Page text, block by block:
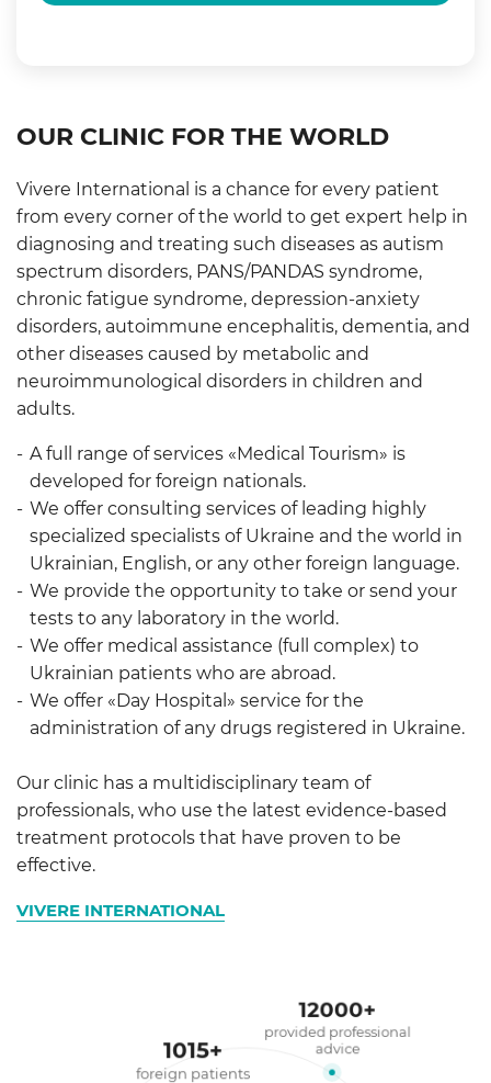
OUR CLINIC FOR THE WORLD
Vivere International is a chance for every patient
from every corner of the world to get expert help in
diagnosing and treating such diseases as autism
spectrum disorders, PANS/PANDAS syndrome,
chronic fatigue syndrome, depression-anxiety
disorders, autoimmune encephalitis, dementia, and
other diseases caused by metabolic and
neuroimmunological disorders in children and
adults.
A full range of services «Medical Tourism» is
developed for foreign nationals.
We offer consulting services of leading highly
specialized specialists of Ukraine and the world in
Ukrainian, English, or any other foreign language.
We provide the opportunity to take or send your
tests to any laboratory in the world.
We offer medical assistance (full complex) to
Ukrainian patients who are abroad.
We offer «Day Hospital» service for the
administration of any drugs registered in Ukraine.
Our clinic has a multidisciplinary team of
professionals, who use the latest evidence-based
treatment protocols that have proven to be
effective.
VIVERE INTERNATIONAL
12000+
provided professional
advice
1015+
foreign patients